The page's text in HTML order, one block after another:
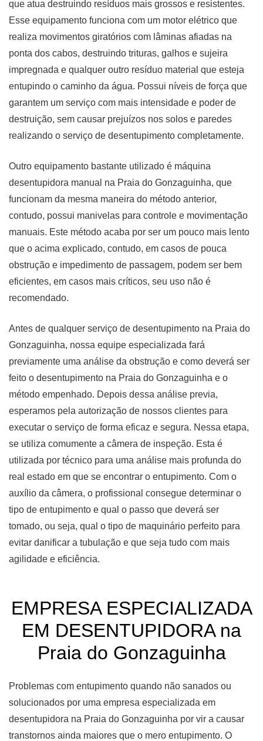
que atua destruindo resíduos mais grossos e resistentes.
Esse equipamento funciona com um motor elétrico que
realiza movimentos giratórios com lâminas afiadas na
ponta dos cabos, destruindo trituras, galhos e sujeira
impregnada e qualquer outro resíduo material que esteja
entupindo o caminho da água. Possui níveis de força que
garantem um serviço com mais intensidade e poder de
destruição, sem causar prejuízos nos solos e paredes
realizando o serviço de desentupimento completamente.
Outro equipamento bastante utilizado é máquina
desentupidora manual na Praia do Gonzaguinha, que
funcionam da mesma maneira do método anterior,
contudo, possui manivelas para controle e movimentação
manuais. Este método acaba por ser um pouco mais lento
que o acima explicado, contudo, em casos de pouca
obstrução e impedimento de passagem, podem ser bem
eficientes, em casos mais críticos, seu uso não é
recomendado.
Antes de qualquer serviço de desentupimento na Praia do
Gonzaguinha, nossa equipe especializada fará
previamente uma análise da obstrução e como deverá ser
feito o desentupimento na Praia do Gonzaguinha e o
método empenhado. Depois dessa análise previa,
esperamos pela autorização de nossos clientes para
executar o serviço de forma eficaz e segura. Nessa etapa,
se utiliza comumente a câmera de inspeção. Esta é
utilizada por técnico para uma análise mais profunda do
real estado em que se encontrar o entupimento. Com o
auxílio da câmera, o profissional consegue determinar o
tipo de entupimento e qual o passo que deverá ser
tomado, ou seja, qual o tipo de maquinário perfeito para
evitar danificar a tubulação e que seja tudo com mais
agilidade e eficiência.
EMPRESA ESPECIALIZADA
EM DESENTUPIDORA na
Praia do Gonzaguinha
Problemas com entupimento quando não sanados ou
solucionados por uma empresa especializada em
desentupidora na Praia do Gonzaguinha por vir a causar
transtornos ainda maiores que o mero entupimento. O